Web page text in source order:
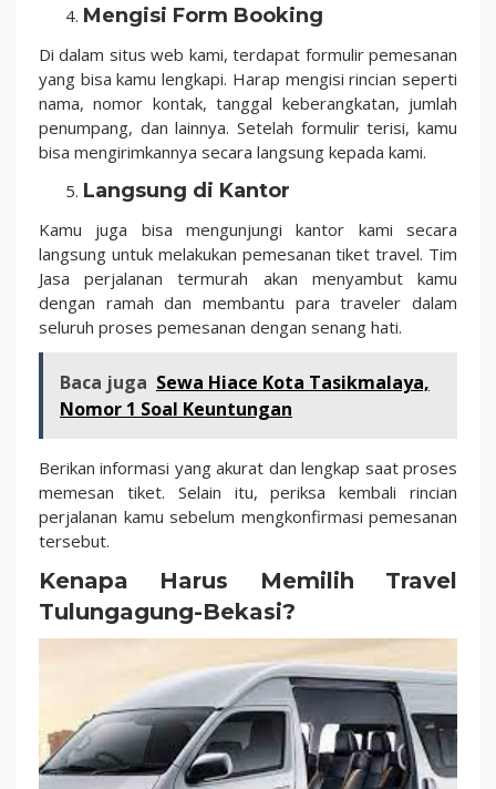
Mengisi Form Booking
Di dalam situs web kami, terdapat formulir pemesanan
yang bisa kamu lengkapi. Harap mengisi rincian seperti
nama, nomor kontak, tanggal keberangkatan, jumlah
penumpang, dan lainnya. Setelah formulir terisi, kamu
bisa mengirimkannya secara langsung kepada kami.
Langsung di Kantor
Kamu juga bisa mengunjungi kantor kami secara
langsung untuk melakukan pemesanan tiket travel. Tim
Jasa perjalanan termurah akan menyambut kamu
dengan ramah dan membantu para traveler dalam
seluruh proses pemesanan dengan senang hati.
Baca juga Sewa Hiace Kota Tasikmalaya,
Nomor 1 Soal Keuntungan
Berikan informasi yang akurat dan lengkap saat proses
memesan tiket. Selain itu, periksa kembali rincian
perjalanan kamu sebelum mengkonfirmasi pemesanan
tersebut.
Kenapa Harus Memilih Travel
Tulungagung-Bekasi?